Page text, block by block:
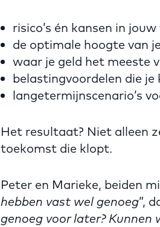
risico’s én kansen in
de optimale hoogte van
waar je geld het meeste
belastingvoordelen die
langetermijnscenario’s
Het resultaat? Niet alleen
toekomst die klopt.
Peter en Marieke, beiden
hebben vast wel genoeg”,
genoeg voor later? Kunnen